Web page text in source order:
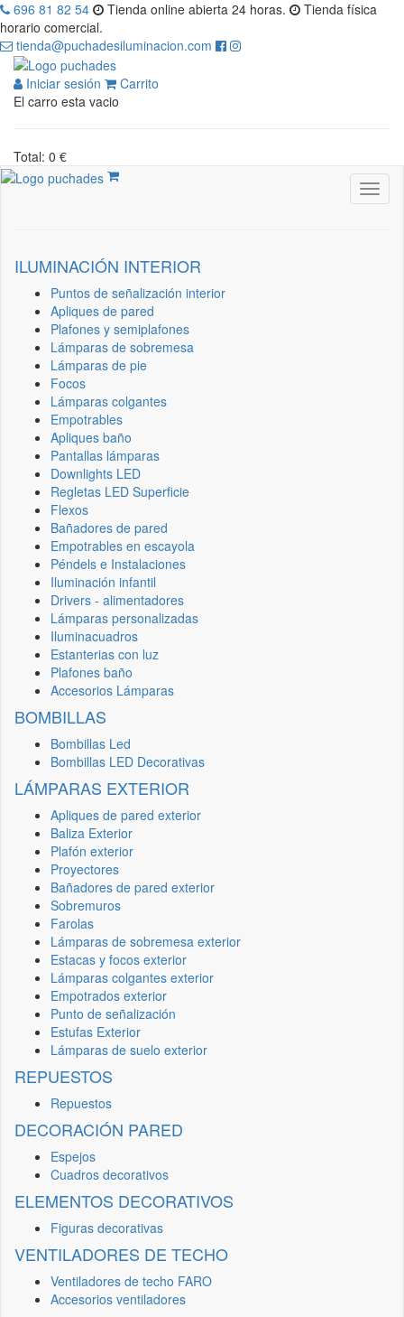
696 81 82 54 Tienda online abierta 24 horas.
Tienda física
horario comercial.
tienda@puchadesiluminacion.com
Iniciar sesión
Carrito
El carro esta vacio
Total: 0 €
ILUMINACIÓN INTERIOR
Puntos de señalización interior
Apliques de pared
Plafones y semiplafones
Lámparas de sobremesa
Lámparas de pie
Focos
Lámparas colgantes
Empotrables
Apliques baño
Pantallas lámparas
Downlights LED
Regletas LED Superficie
Flexos
Bañadores de pared
Empotrables en escayola
Péndels e Instalaciones
Iluminación infantil
Drivers - alimentadores
Lámparas personalizadas
Iluminacuadros
Estanterias con luz
Plafones baño
Accesorios Lámparas
BOMBILLAS
Bombillas Led
Bombillas LED Decorativas
LÁMPARAS EXTERIOR
Apliques de pared exterior
Baliza Exterior
Plafón exterior
Proyectores
Bañadores de pared exterior
Sobremuros
Farolas
Lámparas de sobremesa exterior
Estacas y focos exterior
Lámparas colgantes exterior
Empotrados exterior
Punto de señalización
Estufas Exterior
Lámparas de suelo exterior
REPUESTOS
Repuestos
DECORACIÓN PARED
Espejos
Cuadros decorativos
ELEMENTOS DECORATIVOS
Figuras decorativas
VENTILADORES DE TECHO
Ventiladores de techo FARO
Accesorios ventiladores